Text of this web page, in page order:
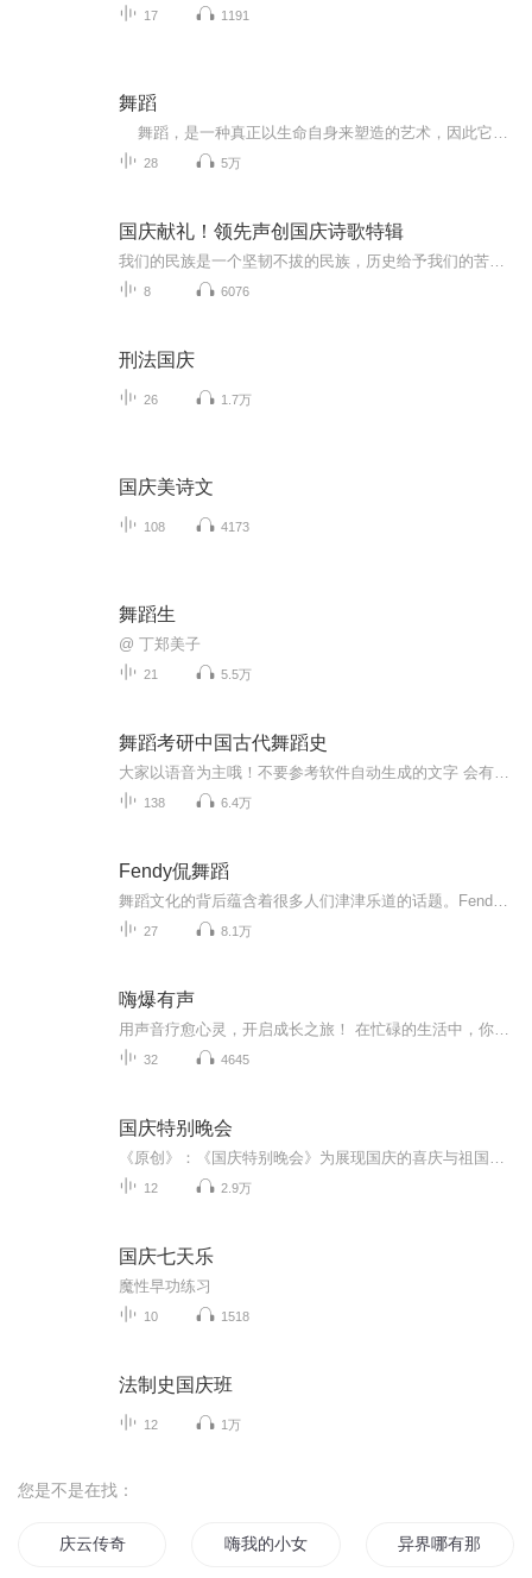
17 1191
舞蹈
28 5万
国庆献礼！领先声创国庆诗歌特辑
8 6076
刑法国庆
26 1.7万
国庆美诗文
108 4173
舞蹈生
@ 丁郑美子
21 5.5万
舞蹈考研中国古代舞蹈史
138 6.4万
Fendy侃舞蹈
27 8.1万
嗨爆有声
32 4645
国庆特别晚会
12 2.9万
国庆七天乐
魔性早功练习
10 1518
法制史国庆班
12 1万
您是不是在找：
庆云传奇 嗨我的小女巫 异界哪有那么嗨